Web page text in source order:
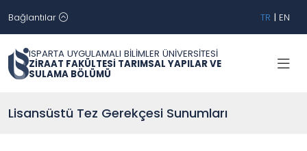
Bağlantılar TR | EN
ISPARTA UYGULAMALI BİLİMLER ÜNİVERSİTESİ
ZİRAAT FAKÜLTESİ TARIMSAL YAPILAR VE
SULAMA BÖLÜMÜ
Lisansüstü Tez Gerekçesi Sunumları